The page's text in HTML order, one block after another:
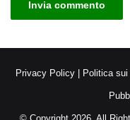
Privacy Policy| Politica